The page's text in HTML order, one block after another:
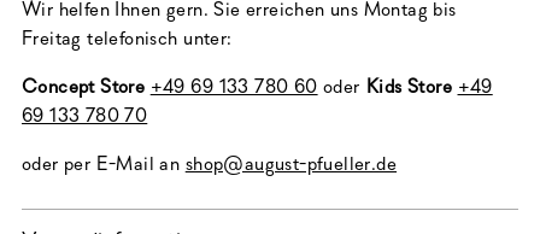
Wir helfen Ihnen gern. Sie erreichen uns Montag bis
Freitag telefonisch unter:
Concept Store +49 69 133 780 60 oder Kids Store +49
69 133 780 70
oder per E-Mail an shop@august-pfueller.de